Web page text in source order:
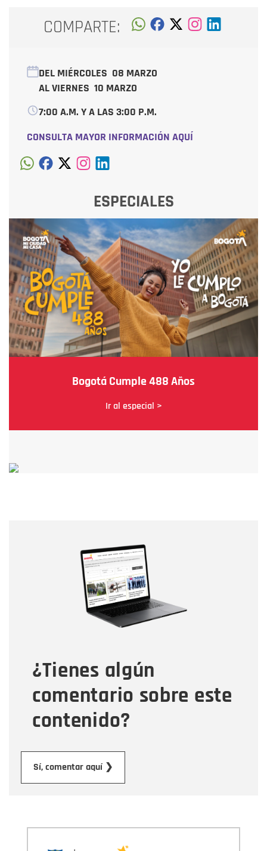
COMPARTE:
DEL MIÉRCOLES 08 MARZO
AL VIERNES 10 MARZO
7:00 A.M. Y A LAS 3:00 P.M.
CONSULTA MAYOR INFORMACIÓN AQUÍ
ESPECIALES
Bogotá Cumple 488 Años
Ir al especial >
¿Tienes algún
comentario sobre este
contenido?
Sí, comentar aquí ❯
Correo electrónico
Tipo de comentario
Mensaje